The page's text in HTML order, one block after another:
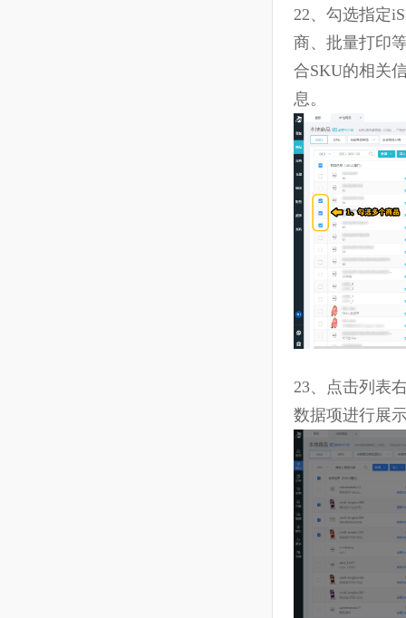
21、点击列
辑、删除等
关联船长子